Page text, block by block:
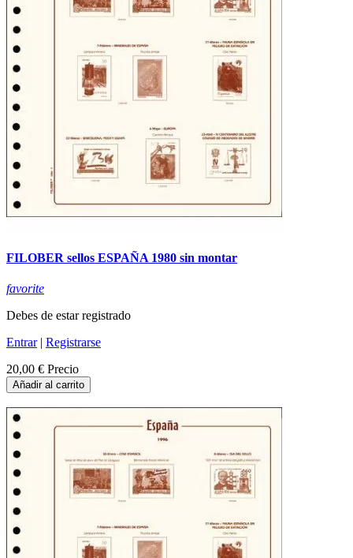
FILOBER sellos ESPAÑA 1980 sin montar
favorite
Debes de estar registrado
Entrar| Registrarse
20,00 € Precio
Añadir al carrito